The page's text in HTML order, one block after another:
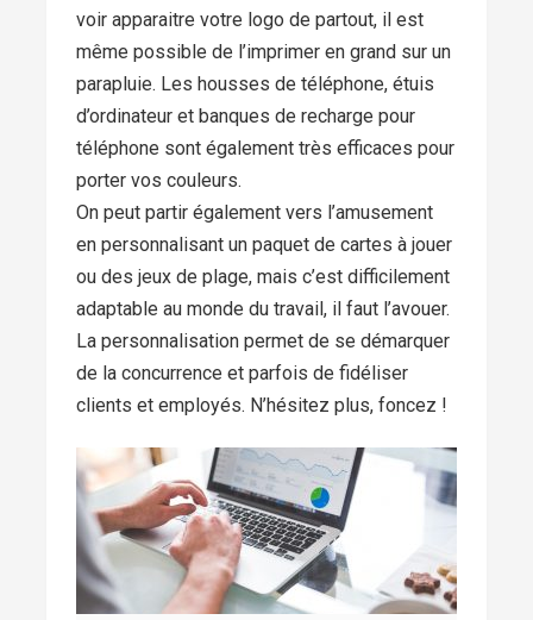
voir apparaitre votre logo de partout, il est
même possible de l’imprimer en grand sur un
parapluie. Les housses de téléphone, étuis
d’ordinateur et banques de recharge pour
téléphone sont également très efficaces pour
porter vos couleurs.
On peut partir également vers l’amusement
en personnalisant un paquet de cartes à jouer
ou des jeux de plage, mais c’est difficilement
adaptable au monde du travail, il faut l’avouer.
La personnalisation permet de se démarquer
de la concurrence et parfois de fidéliser
clients et employés. N’hésitez plus, foncez !